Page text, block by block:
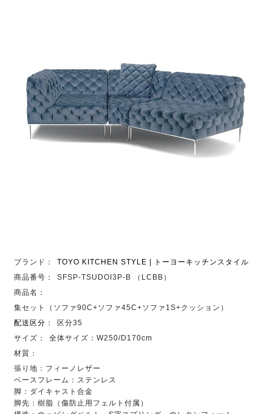
ブランド：
TOYO KITCHEN STYLE | トーヨーキッチンスタイル
商品番号：
SFSP-TSUDOI3P-B （LCBB）
商品名：
集セット（ソファ90C+ソファ45C+ソファ1S+クッション）
配送区分 ：
区分35
サイズ：
全体サイズ：W250/D170cm
材質：
張り地：フィーノレザー
ベースフレーム：ステンレス
脚：ダイキャスト合金
脚先：樹脂（傷防止用フェルト付属）